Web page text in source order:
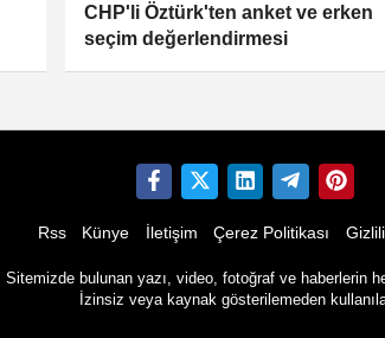
CHP'li Öztürk'ten anket ve erken
seçim değerlendirmesi
Rss Künye İletişim Çerez Politikası
Sitemizde bulunan yazı, video, fotoğraf ve haberlerin
İzinsiz veya kaynak gösterilemeden